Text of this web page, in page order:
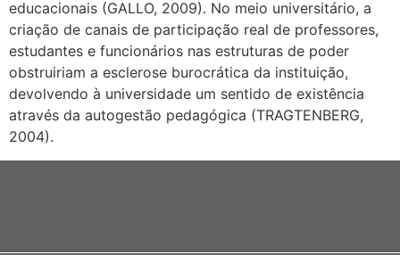
educacionais (GALLO, 2009). No meio universitário, a
criação de canais de participação real de professores,
estudantes e funcionários nas estruturas de poder
obstruiriam a esclerose burocrática da instituição,
devolvendo à universidade um sentido de existência
através da autogestão pedagógica (TRAGTENBERG,
2004).